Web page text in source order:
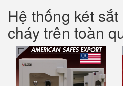
Hệ thống két
cháy trên toàn